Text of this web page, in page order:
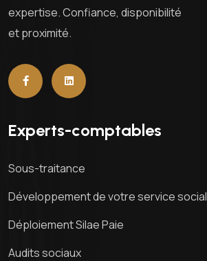
expertise. Confiance, disponibilité
et proximité.
Experts-comptables
Sous-traitance
Développement de votre service social
Déploiement Silae Paie
Audits sociaux